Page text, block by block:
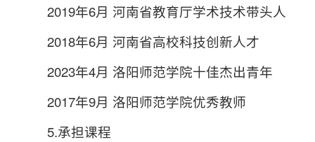
2019年6月 河南省教育厅学术技术带头人
2018年6月 河南省高校科技创新人才
2023年4月 洛阳师范学院十佳杰出青年
2017年9月 洛阳师范学院优秀教师
5.承担课程